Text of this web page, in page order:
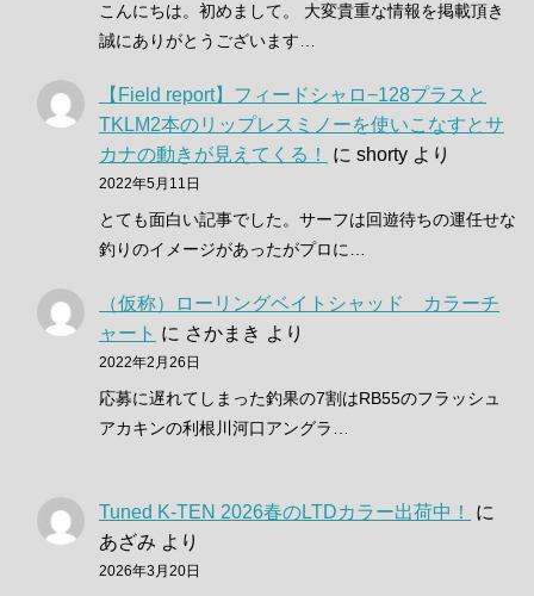
こんにちは。初めまして。 大変貴重な情報を掲載頂き
誠にありがとうございます…
【Field report】フィードシャロ−128プラスと
TKLM2本のリップレスミノーを使いこなすとサ
カナの動きが見えてくる！
に shorty より
2022年5月11日
とても面白い記事でした。サーフは回遊待ちの運任せな
釣りのイメージがあったがプロに…
（仮称）ローリングベイトシャッド カラーチ
ャート に さかまき より
2022年2月26日
応募に遅れてしまった釣果の7割はRB55のフラッシュ
アカキンの利根川河口アングラ…
Tuned K-TEN 2026春のLTDカラー出荷中！
に
あざみ より
2026年3月20日